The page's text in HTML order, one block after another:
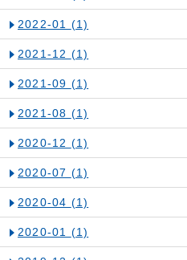
2022-01 (1)
2021-12 (1)
2021-09 (1)
2021-08 (1)
2020-12 (1)
2020-07 (1)
2020-04 (1)
2020-01 (1)